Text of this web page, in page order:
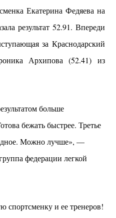
Екатерина Федяева на
результат 52.91. Впереди
за Краснодарский
Архипова (52.41) из
больше
бежать быстрее. Третье
Можно лучше», —
федерации легкой
спортсменку и ее тренеров!